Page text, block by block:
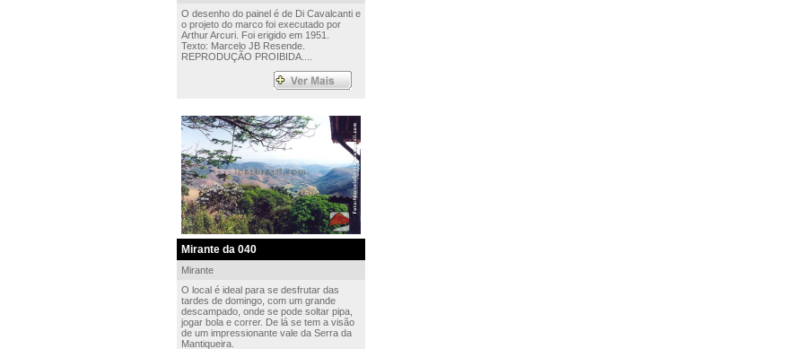
O desenho do painel é de Di Cavalcanti e
o projeto do marco foi executado por
Arthur Arcuri. Foi erigido em 1951.
Texto: Marcelo JB Resende.
REPRODUÇÃO PROIBIDA....
Mirante da 040
Mirante
O local é ideal para se desfrutar das
tardes de domingo, com um grande
descampado, onde se pode soltar pipa,
jogar bola e correr. De lá se tem a visão
de um impressionante vale da Serra da
Mantiqueira.